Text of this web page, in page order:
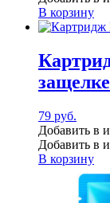
В корзину
защелке
79 руб.
Добавить в
Добавить в
В корзину